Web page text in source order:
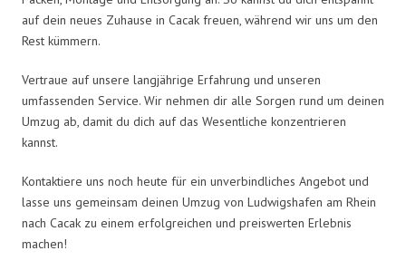
auf dein neues Zuhause in Cacak freuen, während wir uns um den
Rest kümmern.
Vertraue auf unsere langjährige Erfahrung und unseren
umfassenden Service. Wir nehmen dir alle Sorgen rund um deinen
Umzug ab, damit du dich auf das Wesentliche konzentrieren
kannst.
Kontaktiere uns noch heute für ein unverbindliches Angebot und
lasse uns gemeinsam deinen Umzug von Ludwigshafen am Rhein
nach Cacak zu einem erfolgreichen und preiswerten Erlebnis
machen!